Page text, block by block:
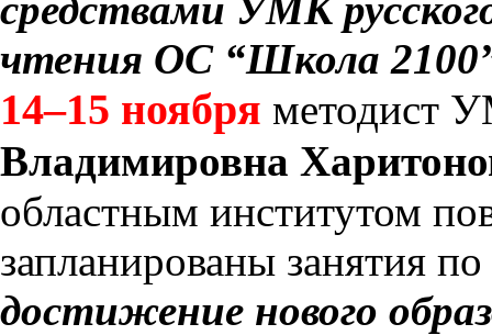
чтения ОС “Школа
14–15 ноября методист
Владимировна
областным институтом
запланированы занятия
достижение нового